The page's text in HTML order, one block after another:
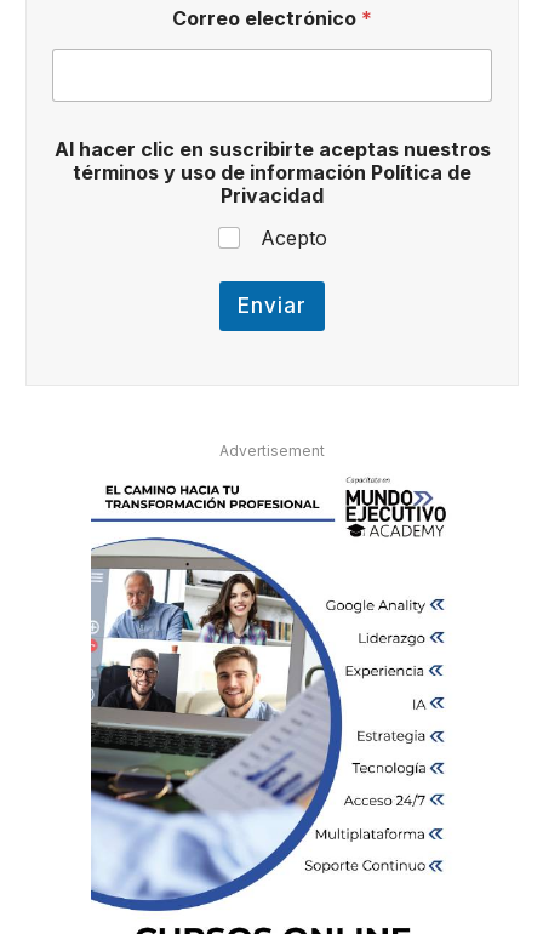
e
s
r
s
e
n
Correo electrónico *
Al hacer clic en suscribirte aceptas nuestros
términos y uso de información Política de
Privacidad
Acepto
Enviar
Advertisement